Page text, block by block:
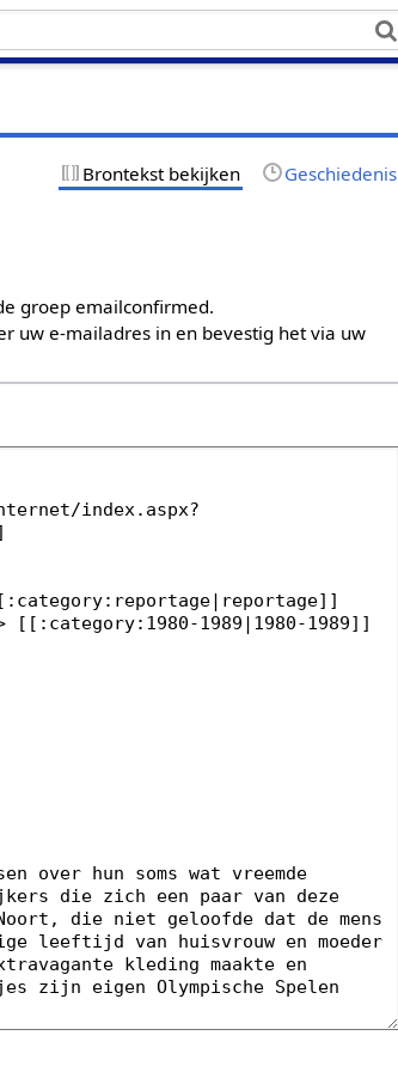
Brontekst bekijken Geschiedenis
groep emailconfirmed.
uw e-mailadres in en bevestig het via uw